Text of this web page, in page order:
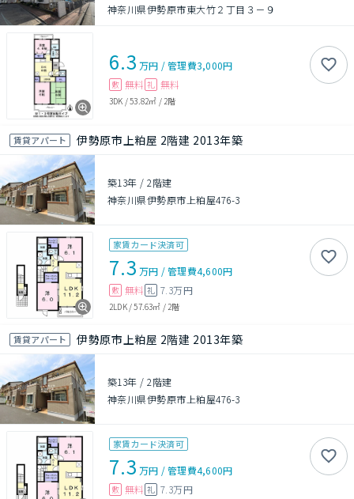
神奈川県伊勢原市東大竹２丁目３－９
6.3 万円 /管理費3,000円
敷 無料 礼 無料
3DK /53.82㎡ / 2階
賃貸アパート 伊勢原市上粕屋 2階建 2013年築
築13年 /2階建
神奈川県伊勢原市上粕屋476-3
家賃カード決済可
7.3 万円 /管理費4,600円
敷 無料 礼 7.3万円
2LDK/57.63㎡ /2階
賃貸アパート 伊勢原市上粕屋 2階建 2013年築
築13年 /2階建
神奈川県伊勢原市上粕屋476-3
家賃カード決済可
7.3 万円 /管理費4,600円
敷 無料 礼 7.3万円